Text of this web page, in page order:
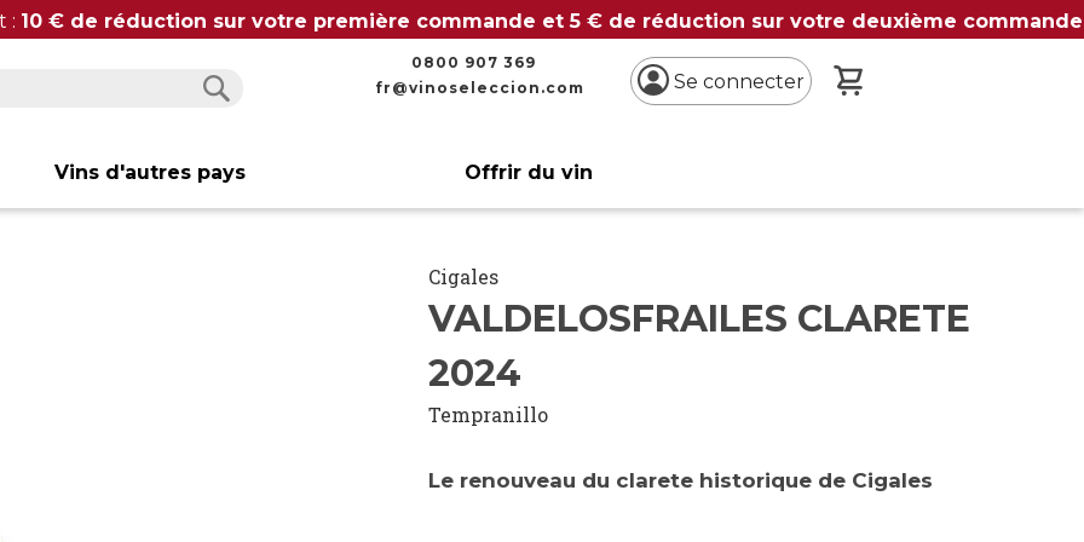
: 10 € de réduction sur votre première commande et 5 € de réduction sur votre deuxième commande
0800 907 369
fr@vinoseleccion.com
Se connecter
Vins d'autres pays Offrir du vin
Cigales
VALDELOSFRAILES CLARETE
2024
Tempranillo
Le renouveau du clarete historique de Cigales